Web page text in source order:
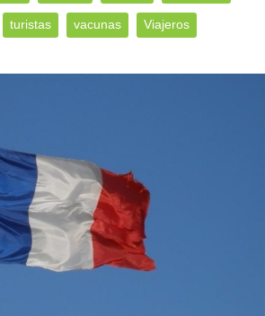
turistas vacunas Viajeros